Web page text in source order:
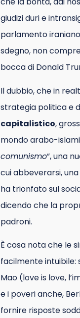
giudizi duri e
parlamento
sdegno, non
bocca di Donald
Il dubbio, che in
strategia politica e
capitalistico,
mondo arabo-
comunismo”, una
cui abbeverarsi,
ha trionfato sul
dicendo che la
padroni.
È cosa nota che le
facilmente intuibile:
Mao (love is love,
e i poveri anche,
fornire risposte